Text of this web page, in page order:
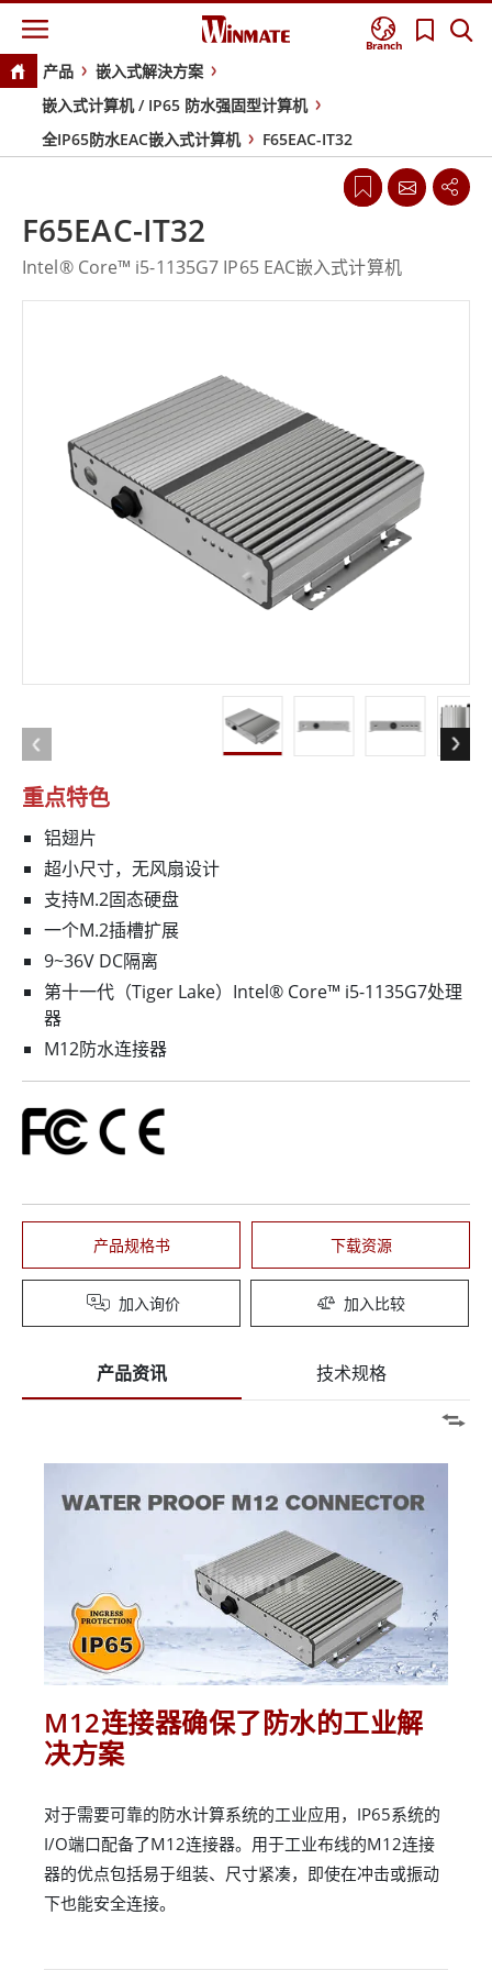
Branch
产品
嵌入式解決方案
嵌入式计算机 / IP65 防水强固型计算机
全IP65防水EAC嵌入式计算机
F65EAC-IT32
重点特色
铝翅片
超小尺寸，无风扇设计
支持M.2固态硬盘
一个M.2插槽扩展
9~36V DC隔离
第十一代（Tiger Lake）Intel® Core™ i5-1135G7处理
器
M12防水连接器
产品规格书 下载资源
加入询价 加入比较
F65EAC-IT32
Intel® Core™ i5-1135G7 IP65 EAC嵌入式计算机
产品资讯 技术规格
M12连接器确保了防水的工业解
决方案
对于需要可靠的防水计算系统的工业应用，IP65系统的
I/O端口配备了M12连接器。用于工业布线的M12连接
器的优点包括易于组装、尺寸紧凑，即使在冲击或振动
下也能安全连接。